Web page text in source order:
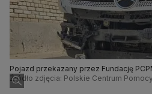
Pojazd przekazany przez Fundację
zaatakowany przez rosyjskiego drona
Źródło zdjęcia: Polskie Centrum